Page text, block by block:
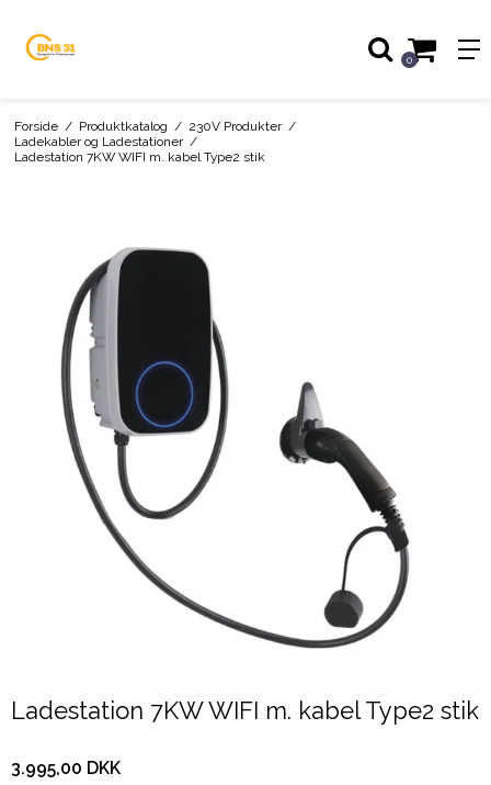
0
Forside / Produktkatalog / 230V Produkter /
Ladekabler og Ladestationer /
Ladestation 7KW WIFI m. kabel Type2 stik
Ladestation 7KW WIFI m. kabel Type2 stik
3.995,00 DKK